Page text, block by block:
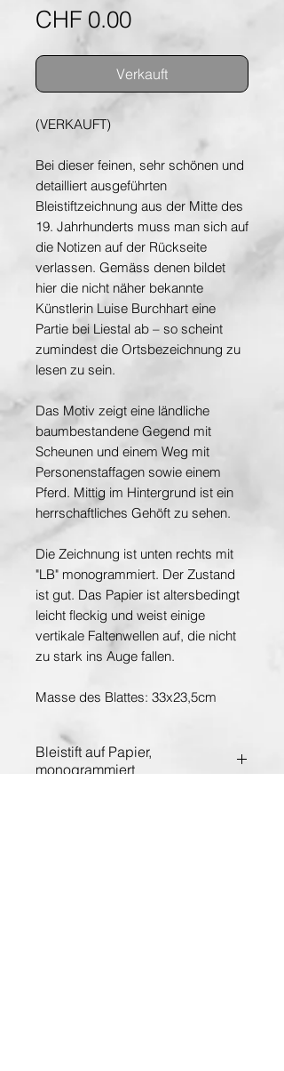
CHF 0.00Preis
Verkauft
(VERKAUFT)
Bei dieser feinen, sehr schönen und
detailliert ausgeführten
Bleistiftzeichnung aus der Mitte des
19. Jahrhunderts muss man sich auf
die Notizen auf der Rückseite
verlassen. Gemäss denen bildet
hier die nicht näher bekannte
Künstlerin Luise Burchhart eine
Partie bei Liestal ab – so scheint
zumindest die Ortsbezeichnung zu
lesen zu sein.
Das Motiv zeigt eine ländliche
baumbestandene Gegend mit
Scheunen und einem Weg mit
Personenstaffagen sowie einem
Pferd. Mittig im Hintergrund ist ein
herrschaftliches Gehöft zu sehen.
Die Zeichnung ist unten rechts mit
"LB" monogrammiert. Der Zustand
ist gut. Das Papier ist altersbedingt
leicht fleckig und weist einige
vertikale Faltenwellen auf, die nicht
zu stark ins Auge fallen.
Masse des Blattes: 33x23,5cm
Bleistift auf Papier,
monogrammiert